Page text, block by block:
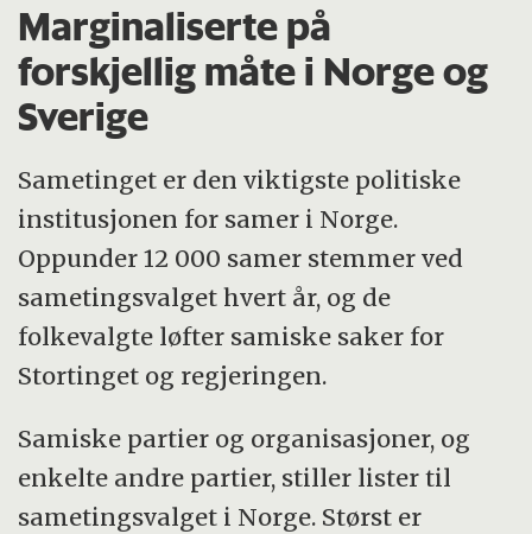
Marginaliserte på
forskjellig måte i Norge og
Sverige
Sametinget er den viktigste politiske
institusjonen for samer i Norge.
Oppunder 12 000 samer stemmer ved
sametingsvalget hvert år, og de
folkevalgte løfter samiske saker for
Stortinget og regjeringen.
Samiske partier og organisasjoner, og
enkelte andre partier, stiller lister til
sametingsvalget i Norge. Størst er